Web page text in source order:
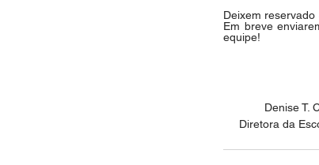
Deixem reservado
Em breve
equipe!
Diretora da